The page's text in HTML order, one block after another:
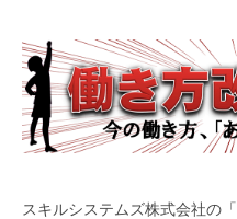
スキルシステムズ株式会社の